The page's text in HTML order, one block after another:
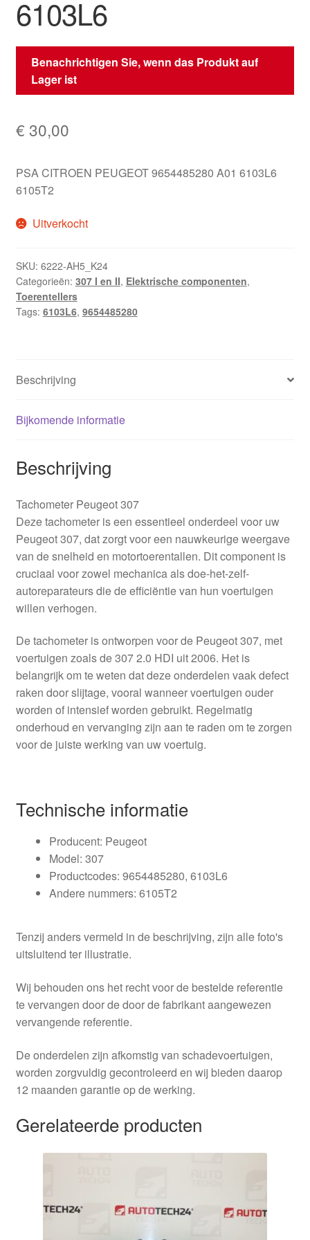
6103L6
Benachrichtigen Sie, wenn das Produkt auf
Lager ist
€ 30,00
PSA CITROEN PEUGEOT 9654485280 A01 6103L6
6105T2
Uitverkocht
SKU: 6222-AH5_K24
Categorieën: 307 I en II, Elektrische componenten,
Toerentellers
Tags: 6103L6, 9654485280
Beschrijving
Bijkomende informatie
Beschrijving
Tachometer Peugeot 307
Deze tachometer is een essentieel onderdeel voor uw
Peugeot 307, dat zorgt voor een nauwkeurige weergave
van de snelheid en motortoerentallen. Dit component is
cruciaal voor zowel mechanica als doe-het-zelf-
autoreparateurs die de efficiëntie van hun voertuigen
willen verhogen.
De tachometer is ontworpen voor de Peugeot 307, met
voertuigen zoals de 307 2.0 HDI uit 2006. Het is
belangrijk om te weten dat deze onderdelen vaak defect
raken door slijtage, vooral wanneer voertuigen ouder
worden of intensief worden gebruikt. Regelmatig
onderhoud en vervanging zijn aan te raden om te zorgen
voor de juiste werking van uw voertuig.
Technische informatie
Producent: Peugeot
Model: 307
Productcodes: 9654485280, 6103L6
Andere nummers: 6105T2
Tenzij anders vermeld in de beschrijving, zijn alle foto's
uitsluitend ter illustratie.
Wij behouden ons het recht voor de bestelde referentie
te vervangen door de door de fabrikant aangewezen
vervangende referentie.
De onderdelen zijn afkomstig van schadevoertuigen,
worden zorgvuldig gecontroleerd en wij bieden daarop
12 maanden garantie op de werking.
Gerelateerde producten